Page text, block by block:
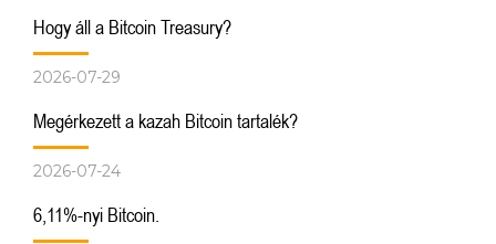
Hogy áll a Bitcoin Treasury?
2026-07-29
Megérkezett a kazah Bitcoin tartalék?
2026-07-24
6,11%-nyi Bitcoin.